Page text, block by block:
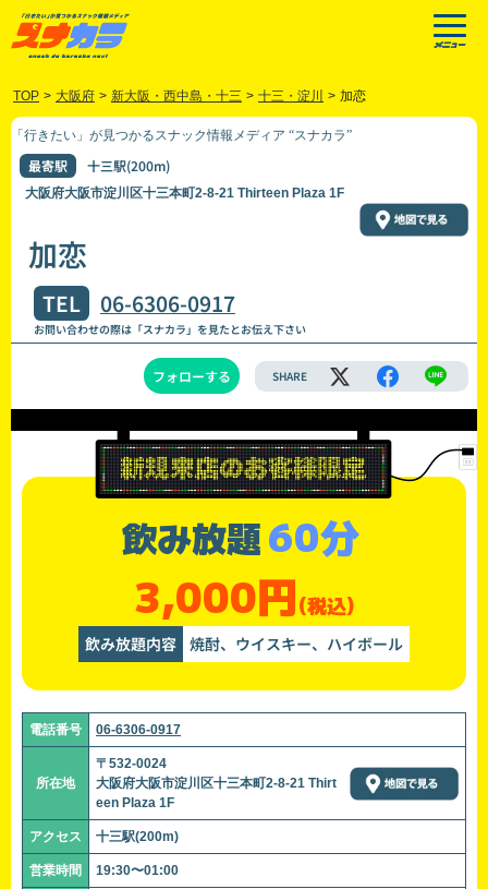
TOP > 大阪府 > 新大阪・西中島・十三 > 十三・淀川 > 加恋
「行きたい」が見つかるスナック情報メディア “スナカラ”
最寄駅 十三駅(200m)
大阪府大阪市淀川区十三本町2-8-21 Thirteen Plaza 1F
加恋
TEL 06-6306-0917
お問い合わせの際は「スナカラ」を見たとお伝え下さい
フォローする SHARE
飲み放題60分
3,000円(税込)
飲み放題内容 焼酎、ウイスキー、ハイボール
電話番号 06-6306-0917
所在地
〒532-0024
大阪府大阪市淀川区十三本町2-8-21 Thirt
een Plaza 1F
アクセス 十三駅(200m)
営業時間 19:30〜01:00